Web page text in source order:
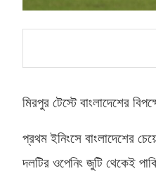
মিরপুর টেস্টে বাংলাদেশের
প্রথম ইনিংসে বাংলাদেশের
দলটির ওপেনিং জুটি থেকেই